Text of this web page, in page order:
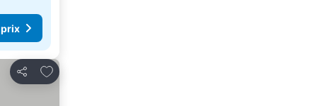
Partager
Ajouter à mes favoris